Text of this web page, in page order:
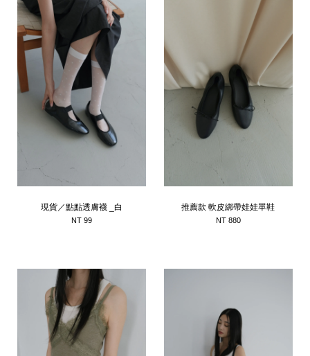
現貨／點點透膚襪 _白
NT 99
推薦款 軟皮綁帶娃娃單鞋
NT 880